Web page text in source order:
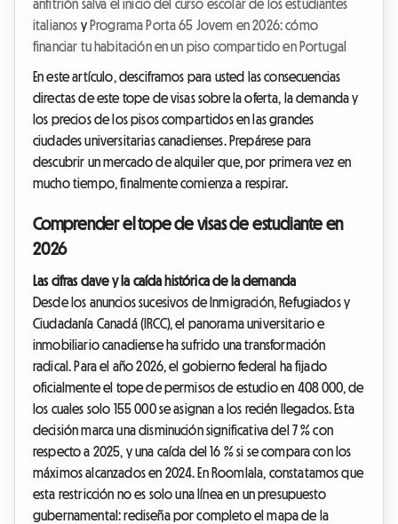
anfitrión salva el inicio del curso escolar de los estudiantes
italianos y Programa Porta 65 Jovem en 2026: cómo
financiar tu habitación en un piso compartido en Portugal
En este artículo, desciframos para usted las consecuencias
directas de este tope de visas sobre la oferta, la demanda y
los precios de los pisos compartidos en las grandes
ciudades universitarias canadienses. Prepárese para
descubrir un mercado de alquiler que, por primera vez en
mucho tiempo, finalmente comienza a respirar.
Comprender el tope de visas de estudiante en
2026
Las cifras clave y la caída histórica de la demanda
Desde los anuncios sucesivos de Inmigración, Refugiados y
Ciudadanía Canadá (IRCC), el panorama universitario e
inmobiliario canadiense ha sufrido una transformación
radical. Para el año 2026, el gobierno federal ha fijado
oficialmente el tope de permisos de estudio en 408 000, de
los cuales solo 155 000 se asignan a los recién llegados. Esta
decisión marca una disminución significativa del 7 % con
respecto a 2025, y una caída del 16 % si se compara con los
máximos alcanzados en 2024. En Roomlala, constatamos que
esta restricción no es solo una línea en un presupuesto
gubernamental: rediseña por completo el mapa de la